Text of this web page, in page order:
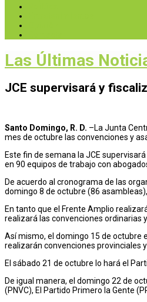
Las Últimas
JCE supervisará y
Santo Domingo, R. D. –La Junta
mes de octubre las convenciones y
Este fin de semana la JCE
en 90 equipos de trabajo con
De acuerdo al cronograma de las
domingo 8 de octubre (86
En tanto que el Frente Amplio
realizará las convenciones ordinarias
Así mismo, el domingo 15 de octubre
realizarán convenciones provinciales
El sábado 21 de octubre lo hará el
De igual manera, el domingo 22 de
(PNVC), El Partido Primero la Gente